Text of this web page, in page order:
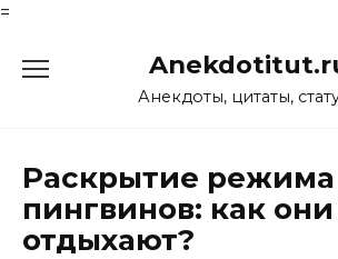
=
Анекдоты, цитаты,
Раскрытие режима
пингвинов: как они
отдыхают?